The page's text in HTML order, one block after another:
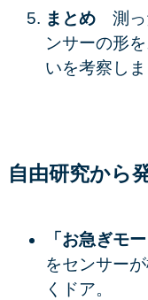
まとめ 測
ンサーの形
いを考察しま
自由研究から
「お急ぎモ
をセンサー
くドア。